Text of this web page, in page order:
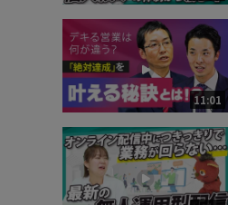
11:01